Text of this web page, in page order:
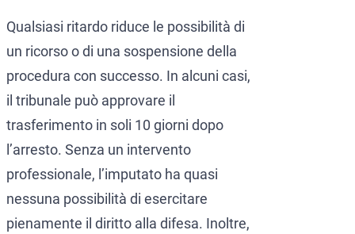
Qualsiasi ritardo riduce le possibilità di
un ricorso o di una sospensione della
procedura con successo. In alcuni casi,
il tribunale può approvare il
trasferimento in soli 10 giorni dopo
l’arresto. Senza un intervento
professionale, l’imputato ha quasi
nessuna possibilità di esercitare
pienamente il diritto alla difesa. Inoltre,